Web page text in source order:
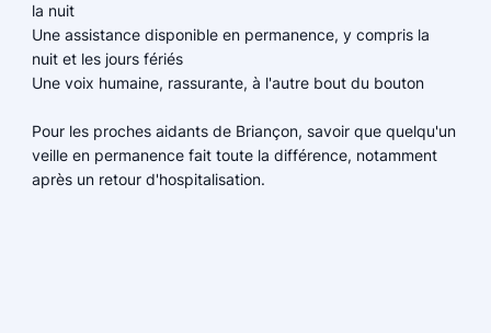
la nuit
Une assistance disponible en permanence, y compris la
nuit et les jours fériés
Une voix humaine, rassurante, à l'autre bout du bouton
Pour les proches aidants de Briançon, savoir que quelqu'un
veille en permanence fait toute la différence, notamment
après un retour d'hospitalisation.